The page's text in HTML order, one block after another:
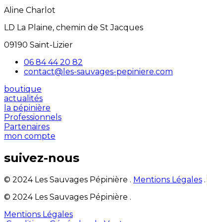
Aline Charlot
LD La Plaine, chemin de St Jacques
09190 Saint-Lizier
06 84 44 20 82
contact@les-sauvages-pepiniere.com
boutique
actualités
la pépinière
Professionnels
Partenaires
mon compte
suivez-nous
© 2024 Les Sauvages Pépinière . Mentions Légales .
© 2024 Les Sauvages Pépinière .
Mentions Légales